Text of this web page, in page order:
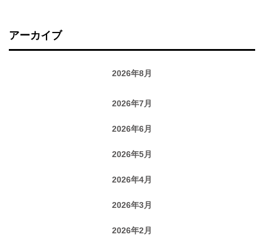
アーカイブ
2026年8月
2026年7月
2026年6月
2026年5月
2026年4月
2026年3月
2026年2月